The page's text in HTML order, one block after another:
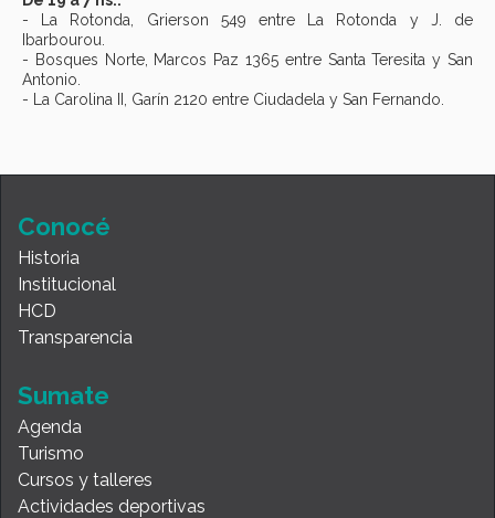
- La Rotonda, Grierson 549 entre La Rotonda y J. de
Ibarbourou.
- Bosques Norte, Marcos Paz 1365 entre Santa Teresita y San
Antonio.
- La Carolina II, Garín 2120 entre Ciudadela y San Fernando.
Conocé
Historia
Institucional
HCD
Transparencia
Sumate
Agenda
Turismo
Cursos y talleres
Actividades deportivas